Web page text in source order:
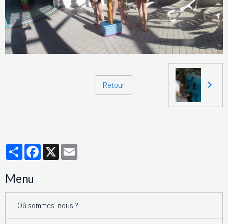
Retour
PartagerFacebook
X
Menu
Où sommes-nous ?